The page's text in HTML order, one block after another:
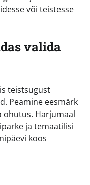
või teistesse
valida
teistsugust
Peamine eesmärk
ohutus. Harjumaal
ja temaatilisi
koos